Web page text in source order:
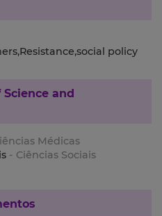
policy
Science and
Médicas
- Ciências Sociais